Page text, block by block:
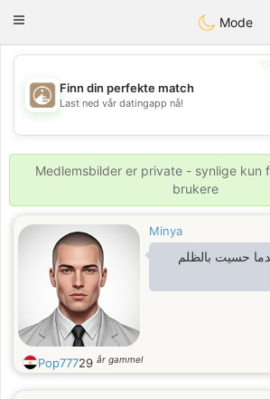
ahebik
Toggle
Mode
💖
💕
Finn din perfekte match
Last ned vår datingapp nå!
Medlemsbilder er private - synlige kun
brukere
Minya
حسيت بالظلم
Pop77729 år gammel